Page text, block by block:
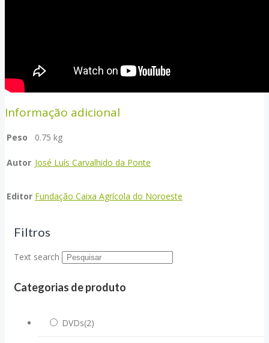
Informação adicional
Peso 0.75 kg
Autor José Luís Carvalhido da Ponte
Editor Fundação Caixa Agrícola do Noroeste
Filtros
Text search
Categorias de produto
DVDs(2)